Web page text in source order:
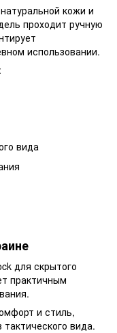
кожи и
проходит ручную
использовании.
вида
для скрытого
практичным
и стиль,
вида.